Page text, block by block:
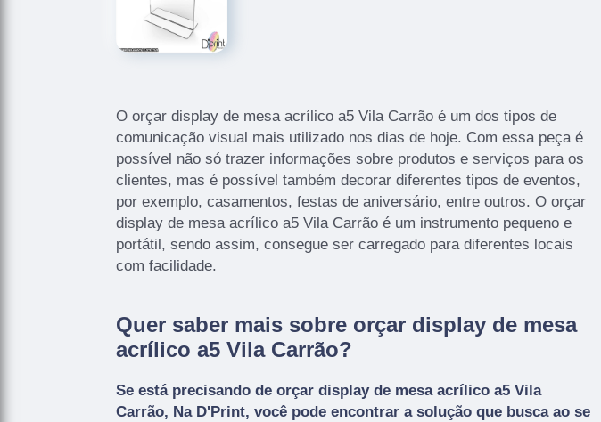
O orçar display de mesa acrílico a5 Vila Carrão é um dos tipos de
comunicação visual mais utilizado nos dias de hoje. Com essa peça é
possível não só trazer informações sobre produtos e serviços para os
clientes, mas é possível também decorar diferentes tipos de eventos,
por exemplo, casamentos, festas de aniversário, entre outros. O orçar
display de mesa acrílico a5 Vila Carrão é um instrumento pequeno e
portátil, sendo assim, consegue ser carregado para diferentes locais
com facilidade.
Quer saber mais sobre orçar display de mesa
acrílico a5 Vila Carrão?
Se está precisando de orçar display de mesa acrílico a5 Vila
Carrão, Na D'Print, você pode encontrar a solução que busca ao se